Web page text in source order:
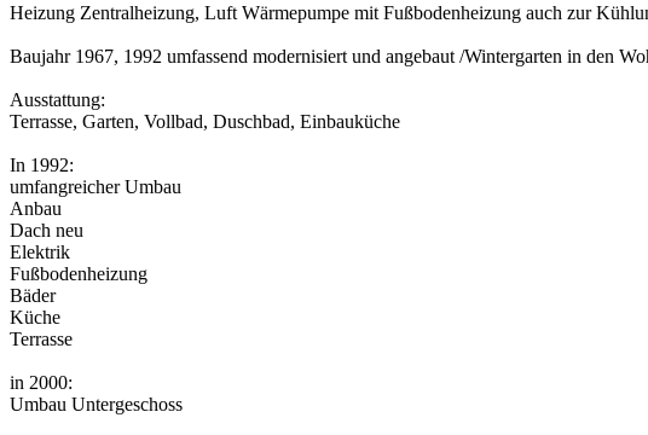
Heizung Zentralheizung, Luft Wärmepumpe mit Fußbodenheizung auch zur
Baujahr 1967, 1992 umfassend modernisiert und angebaut /Wintergarten in den
Ausstattung:
Terrasse, Garten, Vollbad, Duschbad, Einbauküche
In 1992:
umfangreicher Umbau
Anbau
Dach neu
Elektrik
Fußbodenheizung
Bäder
Küche
Terrasse
in 2000:
Umbau Untergeschoss